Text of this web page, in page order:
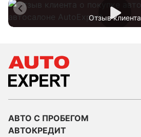
Отзыв клиента
АВТО С ПРОБЕГОМ
АВТОКРЕДИТ